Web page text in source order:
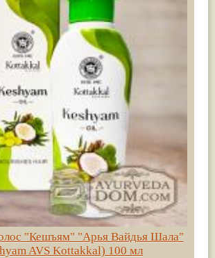
"Кешъям" "Арья Вайдья Шала"
AVS Kottakkal) 100 мл